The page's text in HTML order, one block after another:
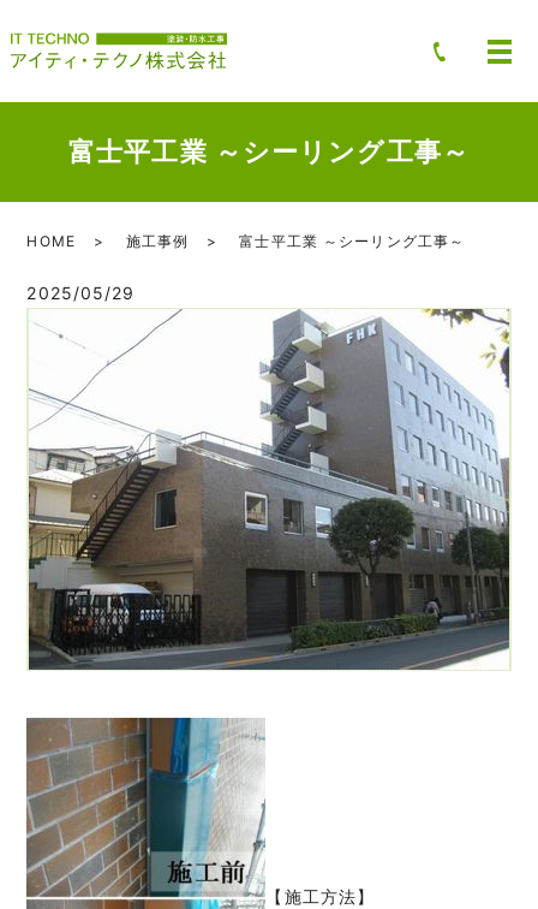
富士平工業 ～シーリング工事～
HOME 施工事例 富士平工業 ～シーリング工事～
2025/05/29
【施工方法】